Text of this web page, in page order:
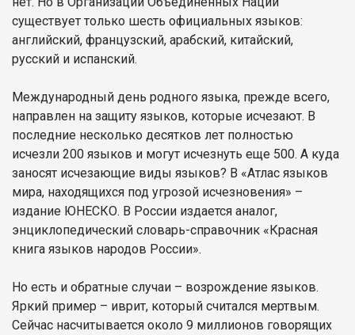
существует только шесть официальных языков:
английский, французский, арабский, китайский,
русский и испанский.
Международный день родного языка, прежде всего,
направлен на защиту языков, которые исчезают. В
последние несколько десятков лет полностью
исчезли 200 языков и могут исчезнуть еще 500. А куда
заносят исчезающие виды языков? В «Атлас языков
мира, находящихся под угрозой исчезновения» –
издание ЮНЕСКО. В России издается аналог,
энциклопедический словарь-справочник «Красная
книга языков народов России».
Но есть и обратные случаи – возрождение языков.
Яркий пример – иврит, который считался мертвым.
Сейчас насчитывается около 9 миллионов говорящих